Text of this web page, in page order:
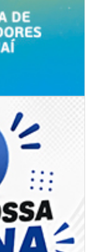
climáticos na Rede